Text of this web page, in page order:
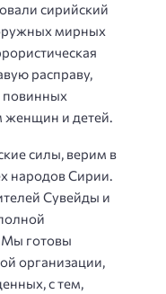
сирийский
мирных
расправу,
повинных
женщин и детей.
силы, верим в
народов Сирии.
Сувейды и
Мы готовы
организации,
с тем,